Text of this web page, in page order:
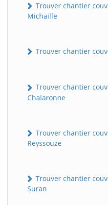
Trouver chantier
Michaille
Trouver chantier
Trouver chantier
Chalaronne
Trouver chantier
Reyssouze
Trouver chantier
Suran